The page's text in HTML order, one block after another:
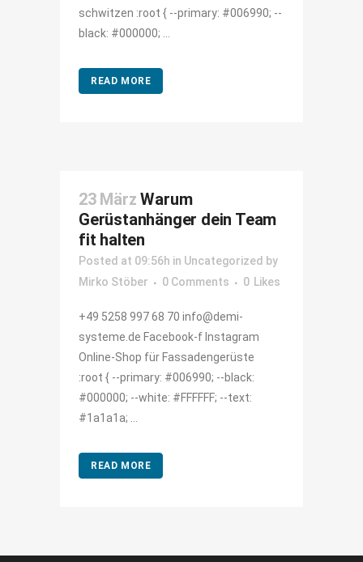
schwitzen :root { --primary: #006990; --
black: #000000; ...
READ MORE
23 März Warum
Gerüstanhänger dein Team
fit halten
Posted at 09:56h in Uncategorized by
Mirko Stöber
0 Comments 0 Likes
+49 5258 997 68 70 info@demi-
systeme.de Facebook-f Instagram
Online-Shop für Fassadengerüste
:root { --primary: #006990; --black:
#000000; --white: #FFFFFF; --text:
#1a1a1a; ...
READ MORE